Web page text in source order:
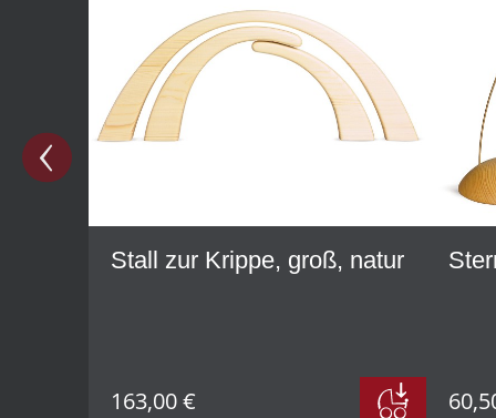
Stall zur Krippe, groß, natur
163,00 €